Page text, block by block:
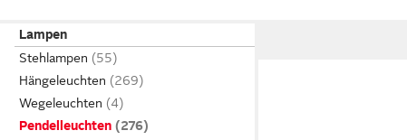
Lampen
Stehlampen
Hängeleuchten
Wegeleuchten
Pendelleuchten